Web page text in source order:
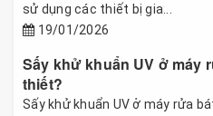
sử dụng các thiết bị gia...
19/01/2026
Sấy khử khuẩn UV ở máy
thiết?
Sấy khử khuẩn UV ở máy rửa